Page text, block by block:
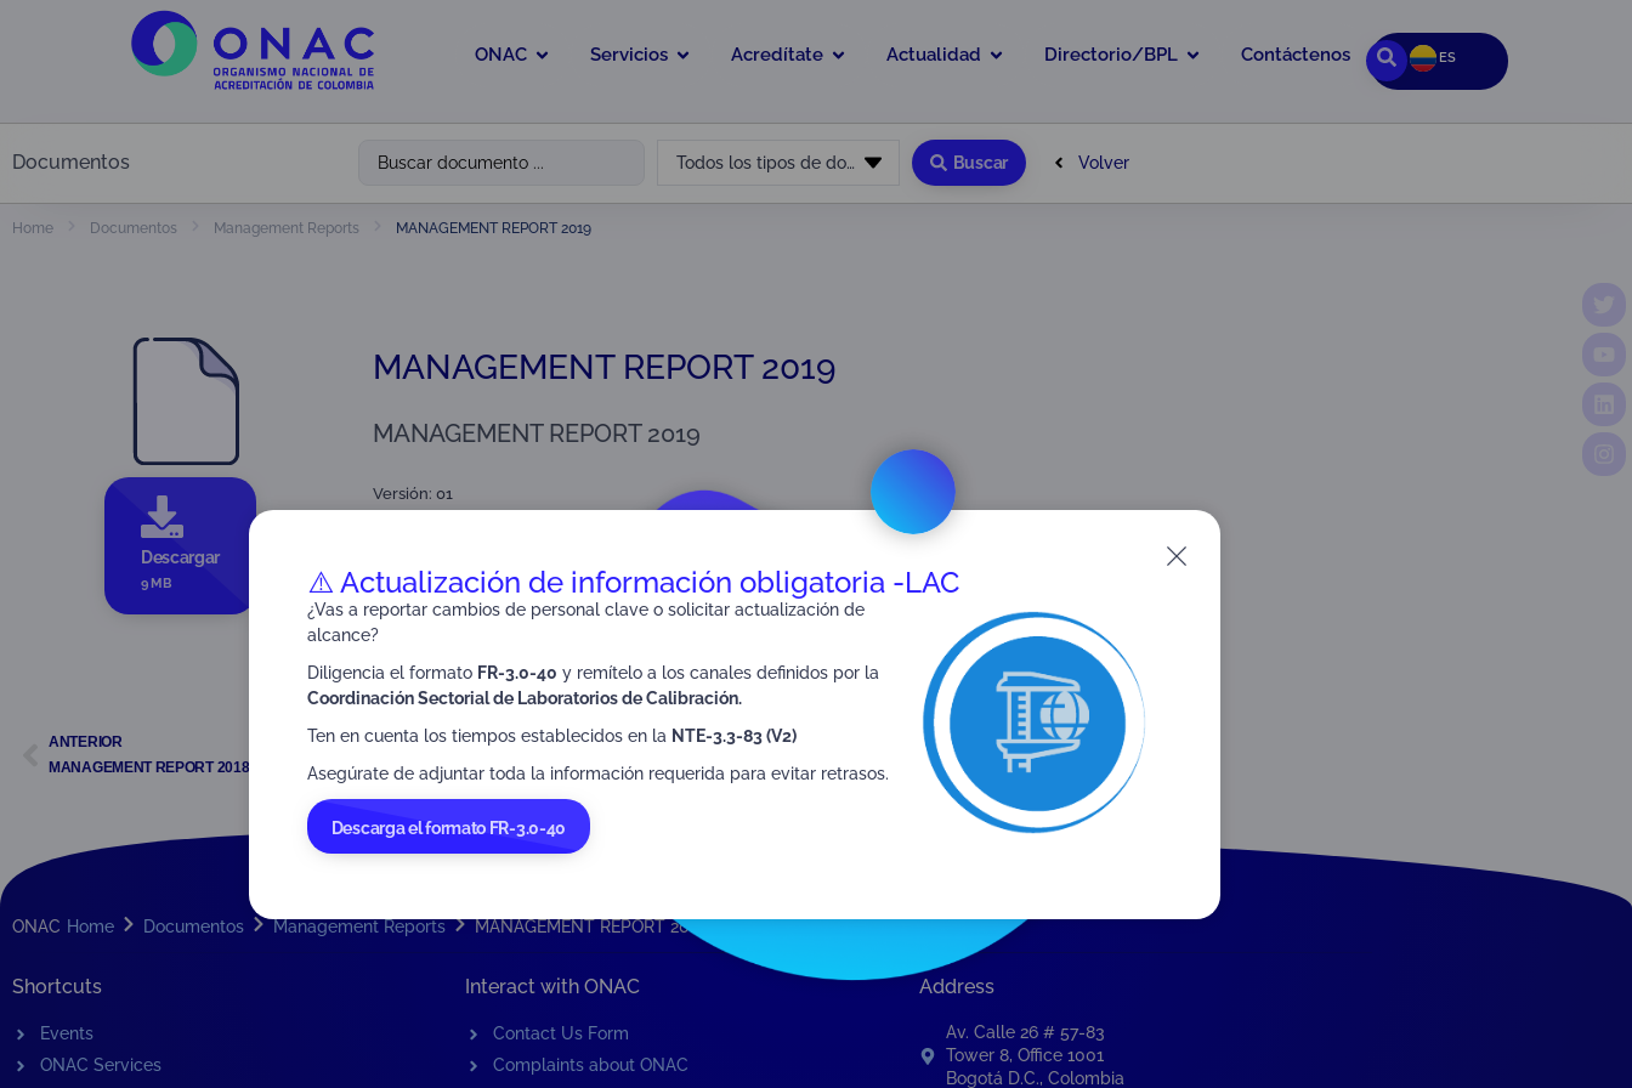
ONAC Servicios Acredítate Actualidad Directorio/BPL Contáctenos ES
Documentos Todos los tipos de documento Buscar Volver
Home Documentos Management Reports MANAGEMENT REPORT 2019
Descargar
9 MB
MANAGEMENT REPORT 2019
MANAGEMENT REPORT 2019
Versión: 01
ANTERIOR
MANAGEMENT REPORT 2018
SIGUIENTE
MANAGEMENT REPORT 2020
ONAC Home Documentos Management Reports MANAGEMENT REPORT 2019
Shortcuts
Events
ONAC Services
Interact with ONAC
Contact Us Form
Complaints about ONAC
Address
Av. Calle 26 # 57-83
Tower 8, Office 1001
Bogotá D.C., Colombia
⚠️ Actualización de información obligatoria -LAC
¿Vas a reportar cambios de personal clave o solicitar actualización de
alcance?
Diligencia el formato FR-3.0-40 y remítelo a los canales definidos por la
Coordinación Sectorial de Laboratorios de Calibración.
Ten en cuenta los tiempos establecidos en la NTE-3.3-83 (V2)
Asegúrate de adjuntar toda la información requerida para evitar retrasos.
Descarga el formato FR-3.0-40